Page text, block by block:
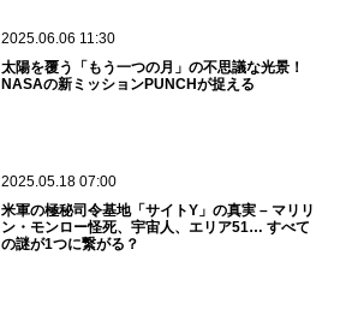
2025.06.06 11:30
太陽を覆う「もう一つの月」の不思議な光景！
NASAの新ミッションPUNCHが捉える
2025.05.18 07:00
米軍の極秘司令基地「サイトY」の真実 – マリリ
ン・モンロー怪死、宇宙人、エリア51… すべて
の謎が1つに繋がる？